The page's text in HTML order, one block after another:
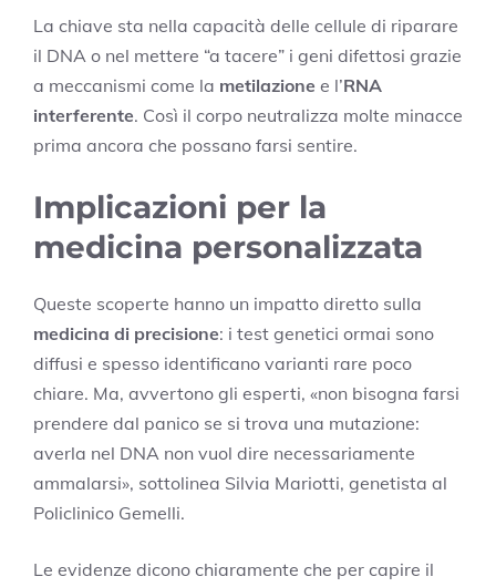
La chiave sta nella capacità delle cellule di riparare
il DNA o nel mettere “a tacere” i geni difettosi grazie
a meccanismi come la metilazione e l’RNA
interferente. Così il corpo neutralizza molte minacce
prima ancora che possano farsi sentire.
Implicazioni per la
medicina personalizzata
Queste scoperte hanno un impatto diretto sulla
medicina di precisione: i test genetici ormai sono
diffusi e spesso identificano varianti rare poco
chiare. Ma, avvertono gli esperti, «non bisogna farsi
prendere dal panico se si trova una mutazione:
averla nel DNA non vuol dire necessariamente
ammalarsi», sottolinea Silvia Mariotti, genetista al
Policlinico Gemelli.
Le evidenze dicono chiaramente che per capire il